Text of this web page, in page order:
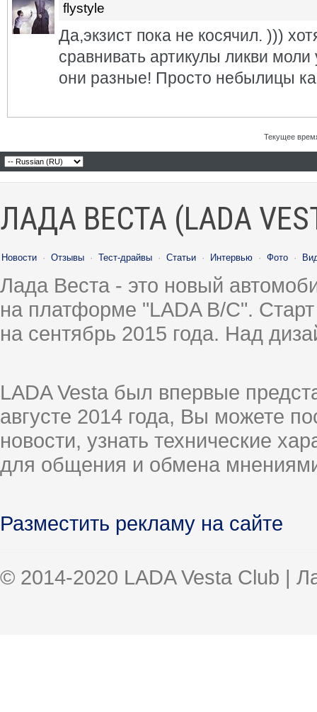
flystyle
Да,экзист пока не косячил. )))
сравнивать артикулы ликви
они разные! Просто небылицы
Текущее
ЛАДА ВЕСТА (LADA
Новости · Отзывы · Тест-драйвы · Статьи · Интервью · Фото ·
Лада Веста - это новый
на платформе "LADA B/C".
на сентябрь 2015 года. Над
LADA Vesta был впервые
августе 2014 года, Вы можете
новости, узнать технические
для общения и обмена
Разместить рекламу на сайте
© 2014-2020 LADA Vesta Club |